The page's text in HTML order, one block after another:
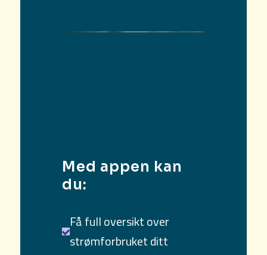
Med appen kan
du:
Få full oversikt over
strømforbruket ditt